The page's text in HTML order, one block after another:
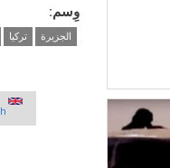
وِسم:
الجزيرة تركيا